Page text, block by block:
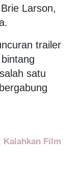
Larson,
trailer
satu
Kalahkan Film